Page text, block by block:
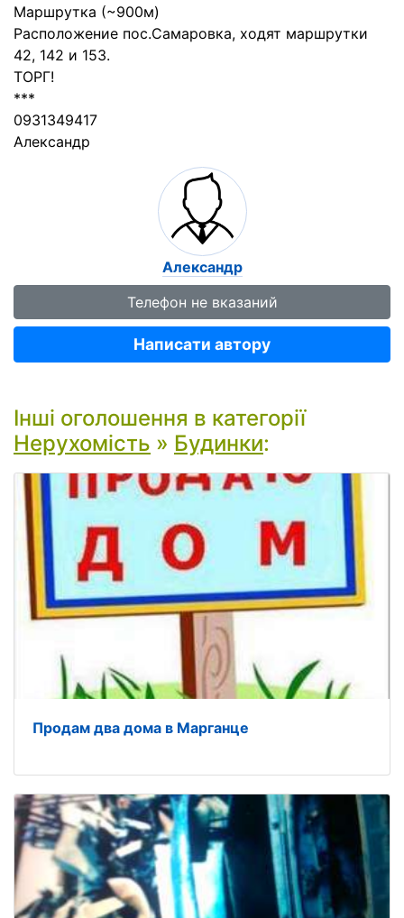
Маршрутка (~900м)
Расположение пос.Самаровка, ходят маршрутки
42, 142 и 153.
ТОРГ!
***
0931349417
Александр
Александр
Телефон не вказаний
Написати автору
Інші оголошення в категорії
Нерухомість » Будинки:
Продам два дома в Марганце